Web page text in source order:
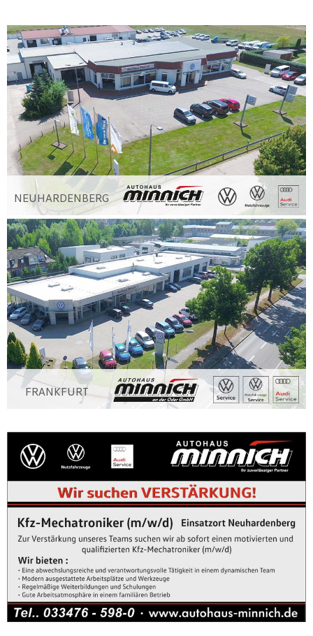
NEUHARDENBERG
FRANKFURT